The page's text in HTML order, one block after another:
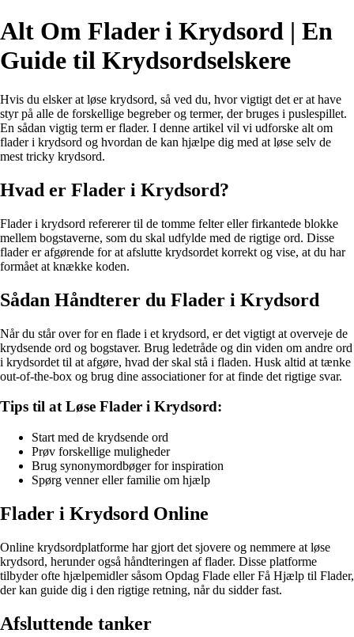
Alt Om Flader i Krydsord | En
Guide til Krydsordselskere
Hvis du elsker at løse krydsord, så ved du, hvor vigtigt det er at have
styr på alle de forskellige begreber og termer, der bruges i puslespillet.
En sådan vigtig term er flader. I denne artikel vil vi udforske alt om
flader i krydsord og hvordan de kan hjælpe dig med at løse selv de
mest tricky krydsord.
Hvad er Flader i Krydsord?
Flader i krydsord refererer til de tomme felter eller firkantede blokke
mellem bogstaverne, som du skal udfylde med de rigtige ord. Disse
flader er afgørende for at afslutte krydsordet korrekt og vise, at du har
formået at knække koden.
Sådan Håndterer du Flader i Krydsord
Når du står over for en flade i et krydsord, er det vigtigt at overveje de
krydsende ord og bogstaver. Brug ledetråde og din viden om andre ord
i krydsordet til at afgøre, hvad der skal stå i fladen. Husk altid at tænke
out-of-the-box og brug dine associationer for at finde det rigtige svar.
Tips til at Løse Flader i Krydsord:
Start med de krydsende ord
Prøv forskellige muligheder
Brug synonymordbøger for inspiration
Spørg venner eller familie om hjælp
Flader i Krydsord Online
Online krydsordplatforme har gjort det sjovere og nemmere at løse
krydsord, herunder også håndteringen af flader. Disse platforme
tilbyder ofte hjælpemidler såsom Opdag Flade eller Få Hjælp til Flader,
der kan guide dig i den rigtige retning, når du sidder fast.
Afsluttende tanker